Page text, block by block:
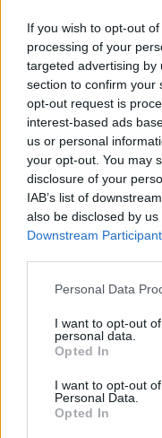
If you wish to opt-out
processing of your
targeted advertising by
section to confirm your
opt-out request is
interest-based ads
us or personal
your opt-out. You may
disclosure of your
IAB’s list of
also be disclosed by
Downstream
Please note that this
not limited to your visit
grant or deny consent
use your data for
consent section.
Personal Data
I want to opt-out
personal data.
Opted In
I want to opt-out
Personal Data.
Opted In
Επιπλέον, οι
για να συλληφθούν
πλαίσιο του
μεσάνυχτα.